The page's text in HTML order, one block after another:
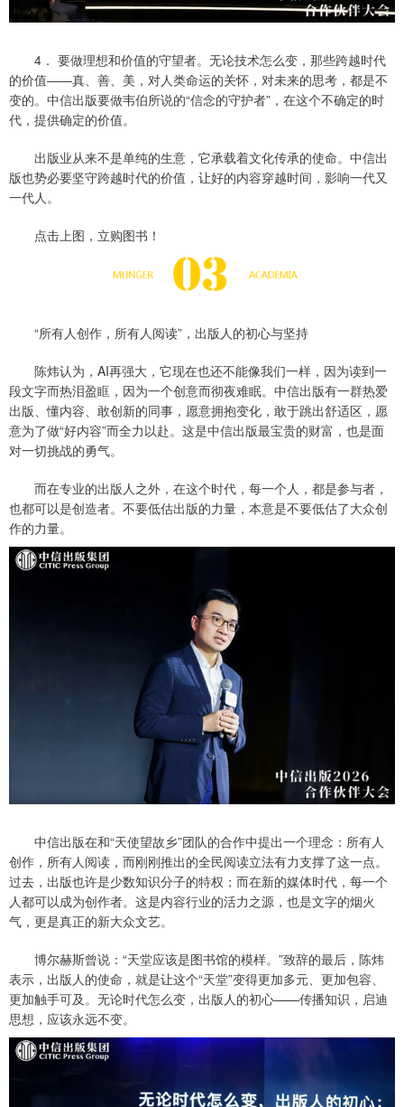
4． 要做理想和价值的守望者。无论技术怎么变，那些跨越时代
的价值——真、善、美，对人类命运的关怀，对未来的思考，都是不
变的。中信出版要做韦伯所说的“信念的守护者”，在这个不确定的时
代，提供确定的价值。
出版业从来不是单纯的生意，它承载着文化传承的使命。中信出
版也势必要坚守跨越时代的价值，让好的内容穿越时间，影响一代又
一代人。
点击上图，立购图书！
“所有人创作，所有人阅读”，出版人的初心与坚持
陈炜认为，AI再强大，它现在也还不能像我们一样，因为读到一
段文字而热泪盈眶，因为一个创意而彻夜难眠。中信出版有一群热爱
出版、懂内容、敢创新的同事，愿意拥抱变化，敢于跳出舒适区，愿
意为了做“好内容”而全力以赴。这是中信出版最宝贵的财富，也是面
对一切挑战的勇气。
而在专业的出版人之外，在这个时代，每一个人，都是参与者，
也都可以是创造者。不要低估出版的力量，本意是不要低估了大众创
作的力量。
中信出版在和“天使望故乡”团队的合作中提出一个理念：所有人
创作，所有人阅读，而刚刚推出的全民阅读立法有力支撑了这一点。
过去，出版也许是少数知识分子的特权；而在新的媒体时代，每一个
人都可以成为创作者。这是内容行业的活力之源，也是文字的烟火
气，更是真正的新大众文艺。
博尔赫斯曾说：“天堂应该是图书馆的模样。”致辞的最后，陈炜
表示，出版人的使命，就是让这个“天堂”变得更加多元、更加包容、
更加触手可及。无论时代怎么变，出版人的初心——传播知识，启迪
思想，应该永远不变。